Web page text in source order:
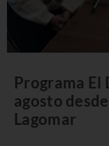
Programa El
agosto
Lagomar